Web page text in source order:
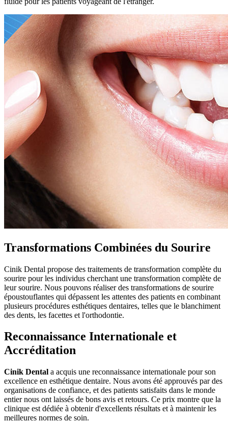
Transformations Combinées du Sourire
Cinik Dental propose des traitements de transformation complète du
sourire pour les individus cherchant une transformation complète de
leur sourire. Nous pouvons réaliser des transformations de sourire
époustouflantes qui dépassent les attentes des patients en combinant
plusieurs procédures esthétiques dentaires, telles que le blanchiment
des dents, les facettes et l'orthodontie.
Reconnaissance Internationale et
Accréditation
Cinik Dental a acquis une reconnaissance internationale pour son
excellence en esthétique dentaire. Nous avons été approuvés par des
organisations de confiance, et des patients satisfaits dans le monde
entier nous ont laissés de bons avis et retours. Ce prix montre que la
clinique est dédiée à obtenir d'excellents résultats et à maintenir les
meilleures normes de soin.